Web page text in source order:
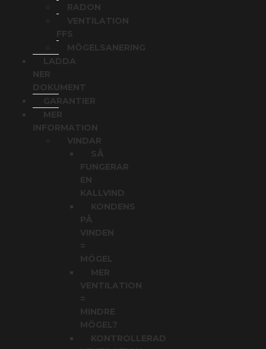
RADON
VENTILATION
MÖGELSANERING
LADDA
NER
DOKUMENT
GARANTIER
MER
INFORMATION
VINDAR
SÅ
FUNGERAR
KALLVIND
KONDENS
PÅ
VINDEN
MÖGEL
MER
VENTILATION
MINDRE
MÖGEL?
KONTROLLERAD